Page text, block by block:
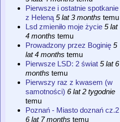
Pierwsze i ostatnie spotkanie
z Heleną 5 lat 3 months temu
Lsd zmieniło moje życie 5 lat
4 months temu
Prowadzony przez Boginię 5
lat 4 months temu
Pierwsze LSD: 2 świat 5 lat 6
months temu
Pierwszy raz z kwasem (w
samotności) 6 lat 2 tygodnie
temu
Poznań - Miasto doznań cz.2
6 lat 7 months temu